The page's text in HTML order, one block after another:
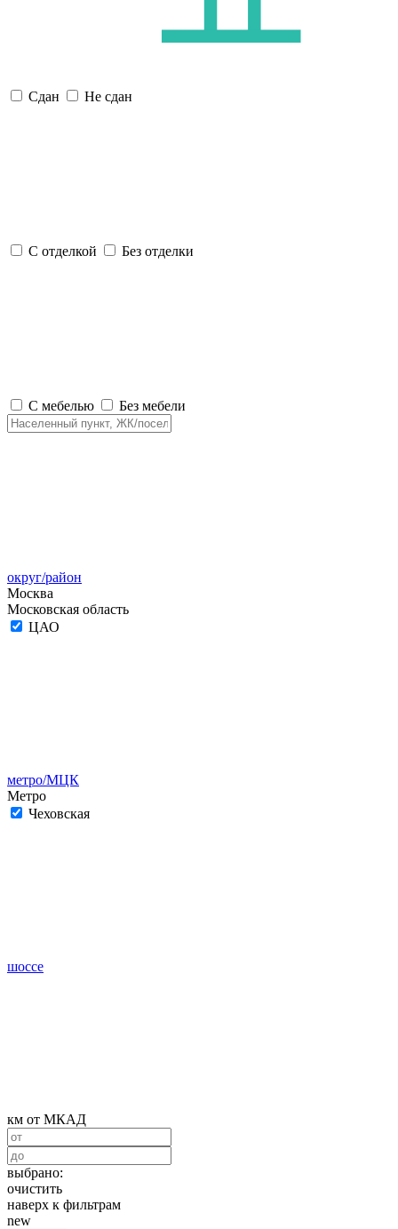
Сдан Не сдан
С отделкой Без отделки
С мебелью Без мебели
округ/район
Москва
Московская область
ЦАО
метро/МЦК
Метро
Чеховская
шоссе
км от МКАД
выбрано:
очистить
наверх к фильтрам
new